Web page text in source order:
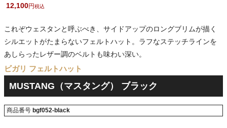
12,100 税込
これぞウェスタンと呼ぶべき、サイドアップのロングブリムが描く
シルエットがたまらないフェルトハット。ラフなステッチラインを
あしらったレザー調のベルトも味わい深い。
ビガリ フェルトハット
MUSTANG（マスタング） ブラック
商品番号 bgf052-black